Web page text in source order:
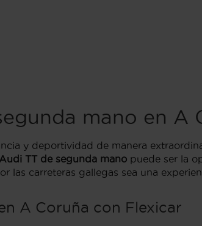
mano en A
y deportividad de manera
Audi TT de segunda mano puede ser la
las carreteras gallegas sea una
A Coruña con Flexicar